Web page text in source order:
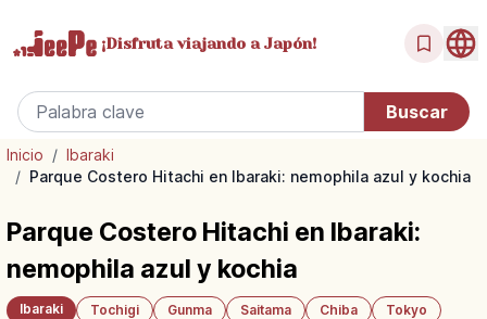
¡Disfrutaviajando a Japón!
Inicio / Ibaraki
/ Parque Costero Hitachi en Ibaraki: nemophila azul y kochia
Parque Costero Hitachi en Ibaraki:
nemophila azul y kochia
Ibaraki Tochigi Gunma Saitama Chiba
Tokyo